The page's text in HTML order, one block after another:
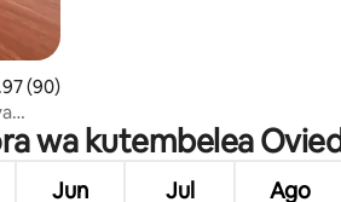
wa wastani wa 4.97 kati ya 5,
(90)
wa kutembelea
Jun Jul Ago